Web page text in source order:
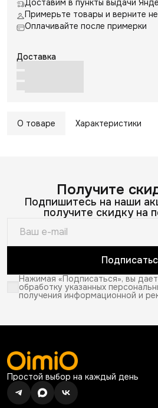
Доставим в пункты выдачи
Примерьте товары и верните
Оплачивайте после примерки
Доставка
О товаре Характеристики
Получите
Подпишитесь на наши
получите скидку на
Нажимая «Подписаться», вы
обработку указанных
получения информационной и
Простой выбор на каждый день